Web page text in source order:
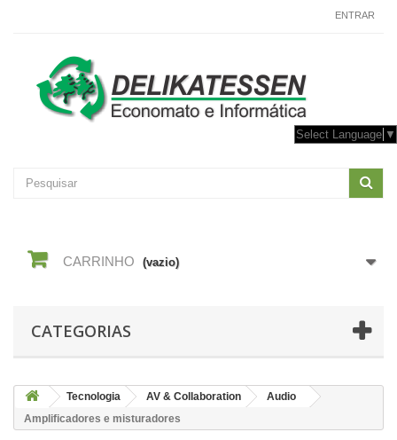
ENTRAR
Select Language ▼
CARRINHO (vazio)
CATEGORIAS
Tecnologia AV & Collaboration
Audio
Amplificadores e misturadores